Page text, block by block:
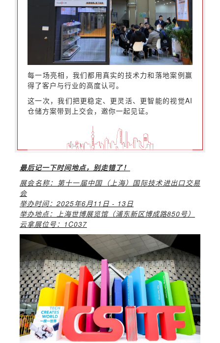
每一场亮相，我们都用真实的技术力和落地案例赢
得了客户与行业的高度认可。
这一次，我们把更稳定、更灵活、更智能的视觉AI
仓储方案带到上交会，邀你一起见证。
最后记一下时间地点，别走错了！
展会名称：第十一届中国（上海）国际技术进出口交易
会
举办时间：2025年6月11日 - 13日
举办地点：上海世博展览馆（浦东新区博成路850号）
云拿展位号：1C037